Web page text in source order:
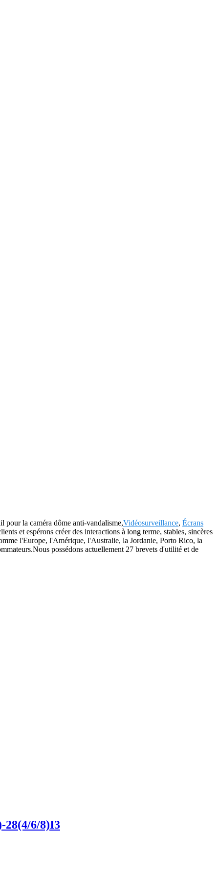
pour la caméra dôme anti-vandalisme,Vidéosurveillance, Écrans
et espérons créer des interactions à long terme, stables, sincères
l'Europe, l'Amérique, l'Australie, la Jordanie, Porto Rico, la
possédons actuellement 27 brevets d'utilité et de
28(4/6/8)I3